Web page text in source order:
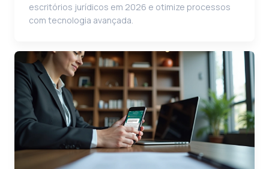
escritórios jurídicos em 2026 e otimize processos
com tecnologia avançada.